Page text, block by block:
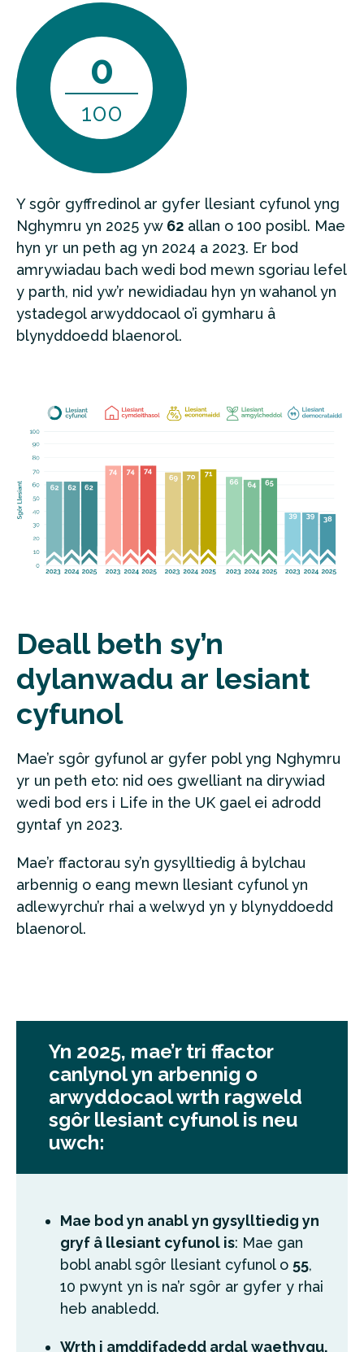
0
100
Y sgôr gyffredinol ar gyfer llesiant cyfunol yng
Nghymru yn 2025 yw 62 allan o 100 posibl. Mae
hyn yr un peth ag yn 2024 a 2023. Er bod
amrywiadau bach wedi bod mewn sgoriau lefel
y parth, nid yw’r newidiadau hyn yn wahanol yn
ystadegol arwyddocaol o’i gymharu â
blynyddoedd blaenorol.
Deall beth sy’n
dylanwadu ar lesiant
cyfunol
Mae’r sgôr gyfunol ar gyfer pobl yng Nghymru
yr un peth eto: nid oes gwelliant na dirywiad
wedi bod ers i Life in the UK gael ei adrodd
gyntaf yn 2023.
Mae’r ffactorau sy’n gysylltiedig â bylchau
arbennig o eang mewn llesiant cyfunol yn
adlewyrchu’r rhai a welwyd yn y blynyddoedd
blaenorol.
Yn 2025, mae’r tri ffactor
canlynol yn arbennig o
arwyddocaol wrth ragweld
sgôr llesiant cyfunol is neu
uwch:
Mae bod yn anabl yn gysylltiedig yn
gryf â llesiant cyfunol is: Mae gan
bobl anabl sgôr llesiant cyfunol o 55,
10 pwynt yn is na’r sgôr ar gyfer y rhai
heb anabledd.
Wrth i amddifadedd ardal waethygu,